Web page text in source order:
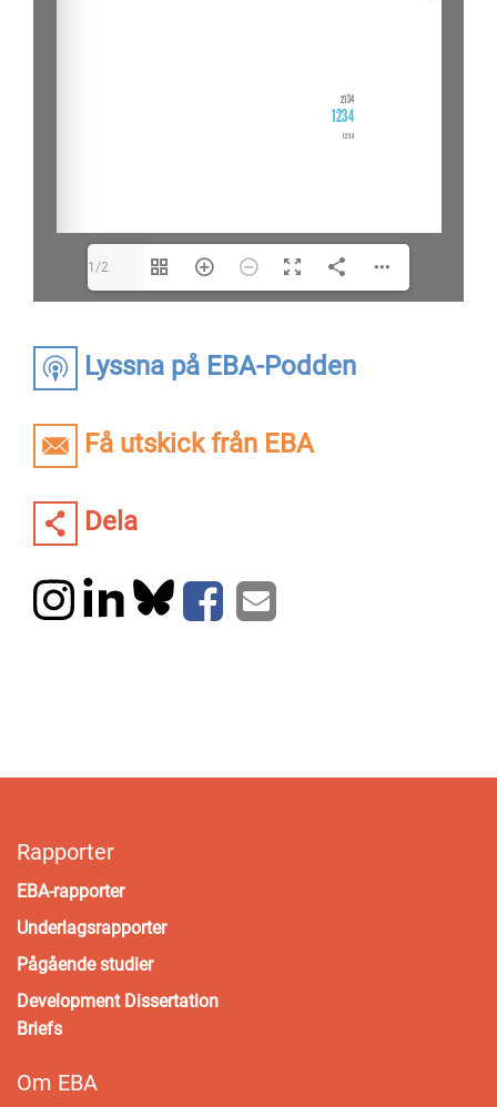
Lyssna på EBA-Podden
Få utskick från EBA
Dela
1/2
Rapporter
EBA-rapporter
Underlagsrapporter
Pågående studier
Development Dissertation
Briefs
Om EBA